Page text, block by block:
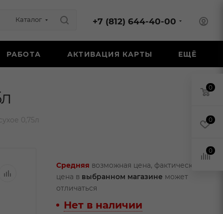
Каталог +7 (812) 644-40-00
РАБОТА АКТИВАЦИЯ КАРТЫ ЕЩЁ
0,75л
Средняя возможная цена, фактическая
цена в выбранном магазине может
отличаться
Нет в наличии
0
0
0